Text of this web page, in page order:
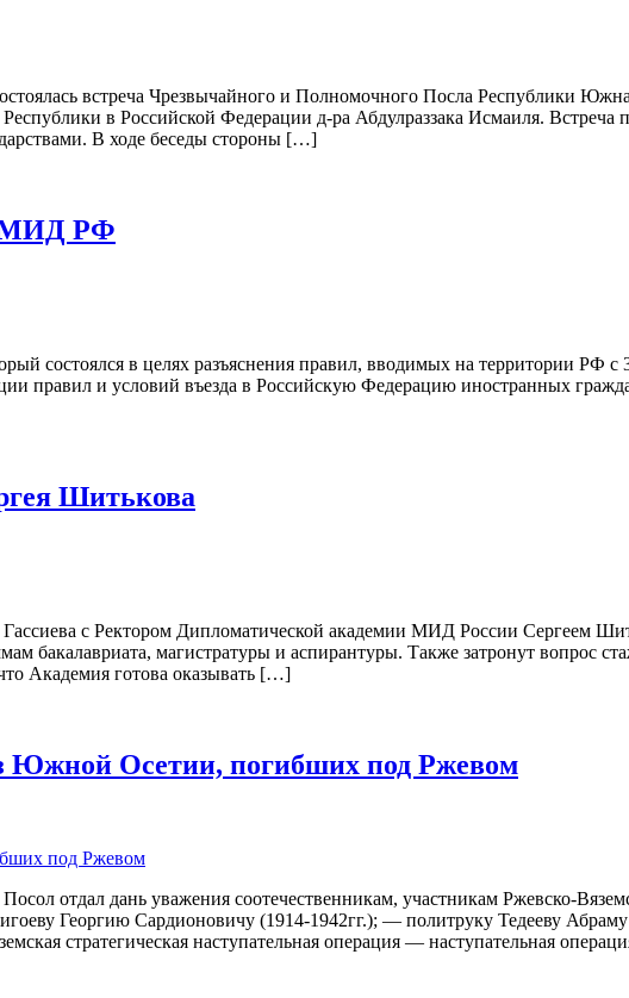
встреча Чрезвычайного и Полномочного Посла Республики
в Российской Федерации д-ра Абдулраззака Исмаиля. Встреча
В ходе беседы стороны […]
МИД РФ
в целях разъяснения правил, вводимых на территории РФ с
правил и условий въезда в Российскую Федерацию иностранных
Шитькова
Гассиева с Ректором Дипломатической академии МИД России Сергеем
бакалавриата, магистратуры и аспирантуры. Также затронут вопрос
Академия готова оказывать […]
Южной Осетии, погибших под Ржевом
отдал дань уважения соотечественникам, участникам Ржевско-
Георгию Сардионовичу (1914-1942гг.); — политруку Тедееву
стратегическая наступательная операция — наступательная